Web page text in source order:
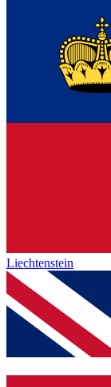
Liechtenstein